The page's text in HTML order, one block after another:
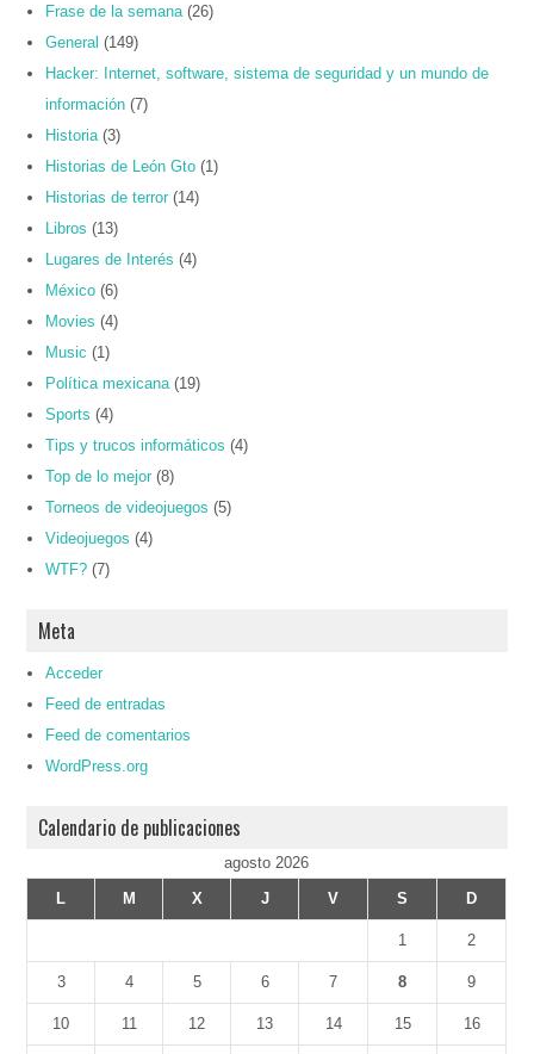
Frase de la semana (26)
General (149)
Hacker: Internet, software, sistema de seguridad y un mundo de
información (7)
Historia (3)
Historias de León Gto (1)
Historias de terror (14)
Libros (13)
Lugares de Interés (4)
México (6)
Movies (4)
Music (1)
Política mexicana (19)
Sports (4)
Tips y trucos informáticos (4)
Top de lo mejor (8)
Torneos de videojuegos (5)
Videojuegos (4)
WTF? (7)
Meta
Acceder
Feed de entradas
Feed de comentarios
WordPress.org
Calendario de publicaciones
agosto 2026
L
M X J V S D
1 2
3 4 5 6 7 8 9
10 11 12 13 14 15 16